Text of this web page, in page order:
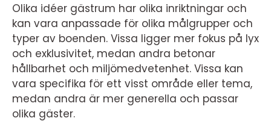
Olika idéer gästrum har olika inriktningar och
kan vara anpassade för olika målgrupper och
typer av boenden. Vissa ligger mer fokus på lyx
och exklusivitet, medan andra betonar
hållbarhet och miljömedvetenhet. Vissa kan
vara specifika för ett visst område eller tema,
medan andra är mer generella och passar
olika gäster.